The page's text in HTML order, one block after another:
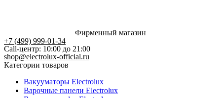
Фирменный магазин
+7 (499) 999-01-34
Call-центр: 10:00 до 21:00
shop@electrolux-official.ru
Категории товаров
Вакууматоры Electrolux
Варочные панели Electrolux